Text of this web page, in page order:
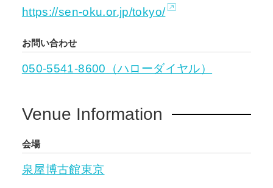
https://sen-oku.or.jp/tokyo/
お問い合わせ
050-5541-8600（ハローダイヤル）
Venue Information
会場
泉屋博古館東京